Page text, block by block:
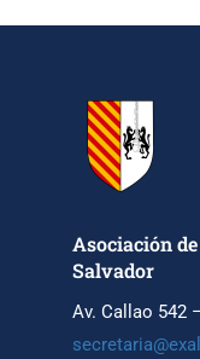
Asociación
Salvador
Av. Callao 542